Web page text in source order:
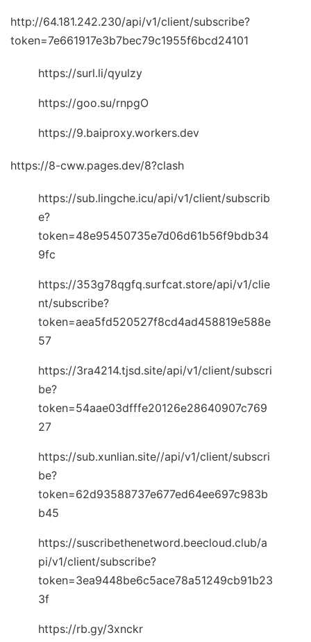
http://64.181.242.230/api/v1/client/subscribe?
token=7e661917e3b7bec79c1955f6bcd24101
https://surl.li/qyulzy
https://goo.su/rnpgO
https://9.baiproxy.workers.dev
https://8-cww.pages.dev/8?clash
https://sub.lingche.icu/api/v1/client/subscrib
e?
token=48e95450735e7d06d61b56f9bdb34
9fc
https://353g78qgfq.surfcat.store/api/v1/clie
nt/subscribe?
token=aea5fd520527f8cd4ad458819e588e
57
https://3ra4214.tjsd.site/api/v1/client/subscri
be?
token=54aae03dfffe20126e28640907c769
27
https://sub.xunlian.site//api/v1/client/subscri
be?
token=62d93588737e677ed64ee697c983b
b45
https://suscribethenetword.beecloud.club/a
pi/v1/client/subscribe?
token=3ea9448be6c5ace78a51249cb91b23
3f
https://rb.gy/3xnckr